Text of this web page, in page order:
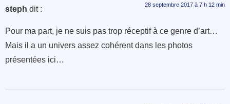
steph dit : 28 septembre 2017 à 7 h 12 min
Pour ma part, je ne suis pas trop réceptif à ce genre d’art…
Mais il a un univers assez cohérent dans les photos
présentées ici…